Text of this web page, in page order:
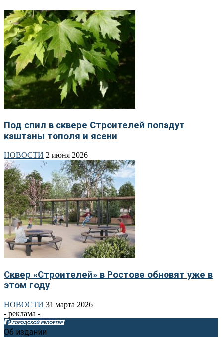
Под спил в сквере Строителей попадут
каштаны тополя и ясени
НОВОСТИ 2 июня 2026
Сквер «Строителей» в Ростове обновят уже в
этом году
НОВОСТИ 31 марта 2026
- реклама -
Об издании